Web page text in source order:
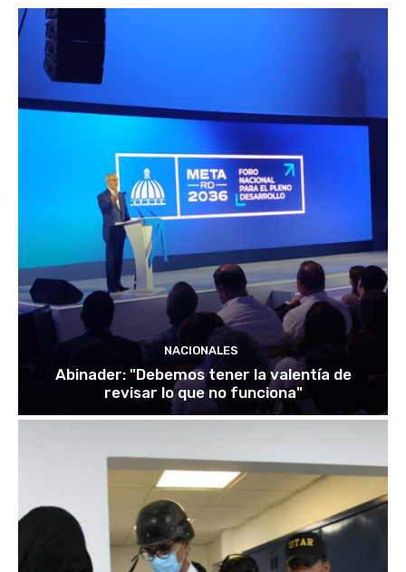
NACIONALES
Abinader: "Debemos tener la valentía de
revisar lo que no funciona"